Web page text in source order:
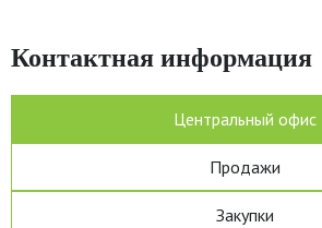
Контактная информация
Центральный офис
Продажи
Закупки